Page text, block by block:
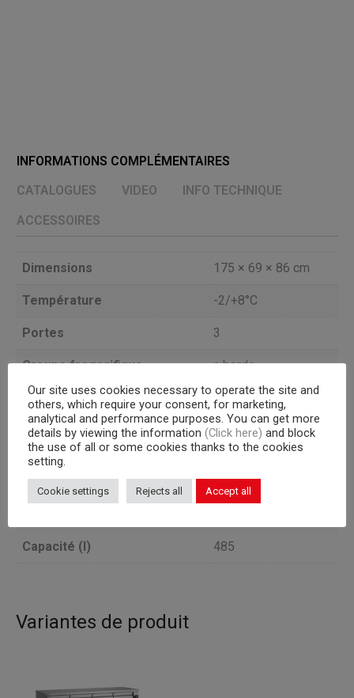
INFORMATIONS COMPLÉMENTAIRES
CATALOGUES
VIDEO
INFO TECHNIQUE
ACCESSOIRES
Dimensions 175 × 69 × 86 cm
Température -2/+8°C
Portes 3
Groupe frogorifique a bordo
Version
TEMPÉRATURE
NORMALE
Profondeur 69
Capacité interne grilles GN 1/1
Capacité (l) 485
Variantes de produit
Our site uses cookies necessary to operate the site and
others, which require your consent, for marketing,
analytical and performance purposes. You can get more
details by viewing the information (Click here) and block
the use of all or some cookies thanks to the cookies
setting.
Cookie settings Rejects all Accept all